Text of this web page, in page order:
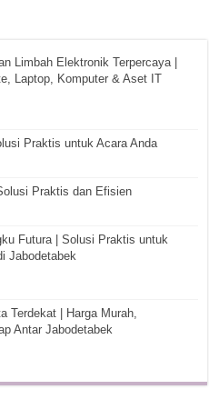
Limbah Elektronik Terpercaya |
Laptop, Komputer & Aset IT
Praktis untuk Acara Anda
Praktis dan Efisien
Futura | Solusi Praktis untuk
Jabodetabek
Terdekat | Harga Murah,
Antar Jabodetabek